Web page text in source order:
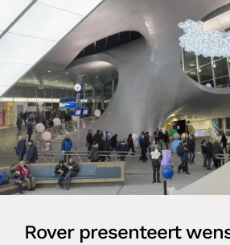
Rover presenteert